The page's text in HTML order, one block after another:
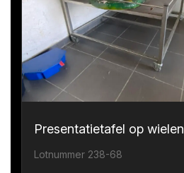
Presentatietafel op wielen
Lotnummer 238-68